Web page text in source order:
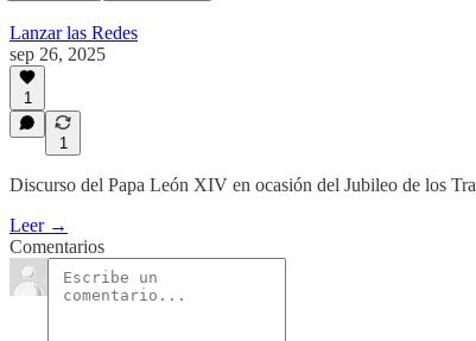
Lanzar las Redes
sep 26, 2025
1
1
Discurso del Papa León XIV en ocasión del Jubileo de los
Leer →
Comentarios